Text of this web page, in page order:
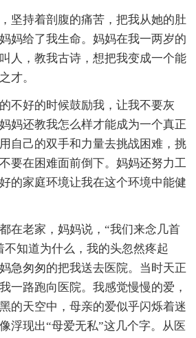
坚持着剖腹的痛苦，把我从她的肚
妈给了我生命。妈妈在我一两岁的
人，教我古诗，想把我变成一个能
才。
不好的时候鼓励我，让我不要灰
妈还教我怎么样才能成为一个真正
自己的双手和力量去挑战困难，挑
要在困难面前倒下。妈妈还努力工
的家庭环境让我在这个环境中能健
在老家，妈妈说，“我们来念几首
不知道为什么，我的头忽然疼起
急匆匆的把我送去医院。当时天正
一路跑向医院。我感觉慢慢的爱，
的天空中，母亲的爱似乎闪烁着迷
浮现出“母爱无私”这几个字。从医